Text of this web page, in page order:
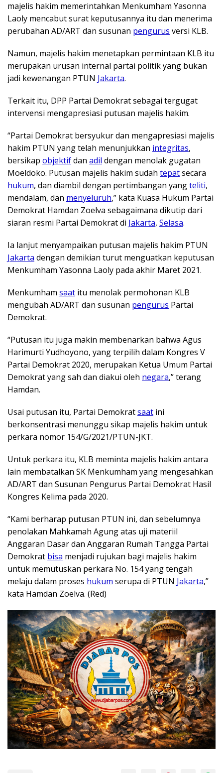
majelis hakim memerintahkan Menkumham Yasonna
Laoly mencabut surat keputusannya itu dan menerima
perubahan AD/ART dan susunan pengurus versi KLB.
Namun, majelis hakim menetapkan permintaan KLB itu
merupakan urusan internal partai politik yang bukan
jadi kewenangan PTUN Jakarta.
Terkait itu, DPP Partai Demokrat sebagai tergugat
intervensi mengapresiasi putusan majelis hakim.
“Partai Demokrat bersyukur dan mengapresiasi majelis
hakim PTUN yang telah menunjukkan integritas,
bersikap objektifdan adil dengan menolak gugatan
Moeldoko. Putusan majelis hakim sudah tepatsecara
hukum, dan diambil dengan pertimbangan yangteliti,
mendalam, dan menyeluruh,” kata Kuasa Hukum Partai
Demokrat Hamdan Zoelva sebagaimana dikutip dari
siaran resmi Partai Demokrat di Jakarta, Selasa.
Ia lanjut menyampaikan putusan majelis hakim PTUN
Jakarta dengan demikian turut menguatkan keputusan
Menkumham Yasonna Laoly pada akhir Maret 2021.
Menkumham saat itu menolak permohonan KLB
mengubah AD/ART dan susunan pengurus Partai
Demokrat.
“Putusan itu juga makin membenarkan bahwa Agus
Harimurti Yudhoyono, yang terpilih dalam Kongres V
Partai Demokrat 2020, merupakan Ketua Umum Partai
Demokrat yang sah dan diakui oleh negara,” terang
Hamdan.
Usai putusan itu, Partai Demokratsaat ini
berkonsentrasi menunggu sikap majelis hakim untuk
perkara nomor 154/G/2021/PTUN-JKT.
Untuk perkara itu, KLB meminta majelis hakim antara
lain membatalkan SK Menkumham yang mengesahkan
AD/ART dan Susunan Pengurus Partai Demokrat Hasil
Kongres Kelima pada 2020.
“Kami berharap putusan PTUN ini, dan sebelumnya
penolakan Mahkamah Agung atas uji materiil
Anggaran Dasar dan Anggaran Rumah Tangga Partai
Demokrat bisa menjadi rujukan bagi majelis hakim
untuk memutuskan perkara No. 154 yang tengah
melaju dalam proses hukum serupa di PTUN Jakarta,”
kata Hamdan Zoelva. (Red)